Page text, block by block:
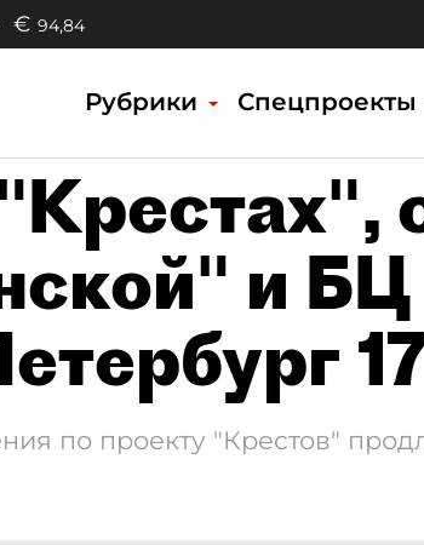
€ 94,84
Рубрики Спецпроекты
и БЦ
по проекту "Крестов"